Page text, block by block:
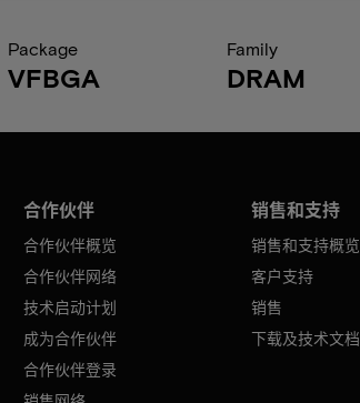
Package
VFBGA
Family
DRAM
合作伙伴
合作伙伴概览
合作伙伴网络
技术启动计划
成为合作伙伴
合作伙伴登录
销售和支持
销售和支持概览
客户支持
销售
下载及技术文档